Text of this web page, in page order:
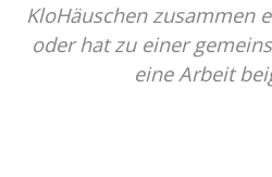
KloHäuschen zusammen
oder hat zu einer
eine Arbeit